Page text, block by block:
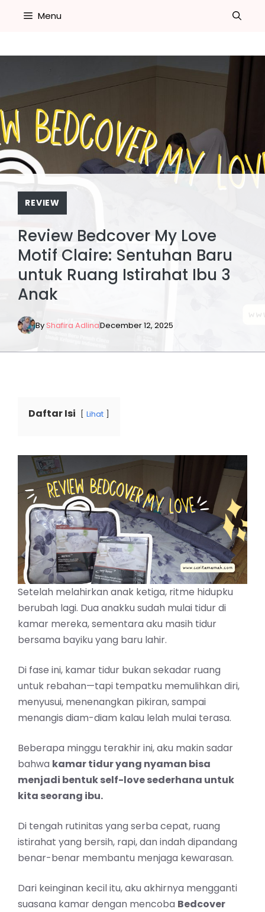
Menu
REVIEW
Review Bedcover My Love
Motif Claire: Sentuhan Baru
untuk Ruang Istirahat Ibu 3
Anak
By Shafira AdlinaDecember 12, 2025
Daftar Isi Lihat
Setelah melahirkan anak ketiga, ritme hidupku
berubah lagi. Dua anakku sudah mulai tidur di
kamar mereka, sementara aku masih tidur
bersama bayiku yang baru lahir.
Di fase ini, kamar tidur bukan sekadar ruang
untuk rebahan—tapi tempatku memulihkan diri,
menyusui, menenangkan pikiran, sampai
menangis diam-diam kalau lelah mulai terasa.
Beberapa minggu terakhir ini, aku makin sadar
bahwa kamar tidur yang nyaman bisa
menjadi bentuk self-love sederhana untuk
kita seorang ibu.
Di tengah rutinitas yang serba cepat, ruang
istirahat yang bersih, rapi, dan indah dipandang
benar-benar membantu menjaga kewarasan.
Dari keinginan kecil itu, aku akhirnya mengganti
suasana kamar dengan mencoba Bedcover